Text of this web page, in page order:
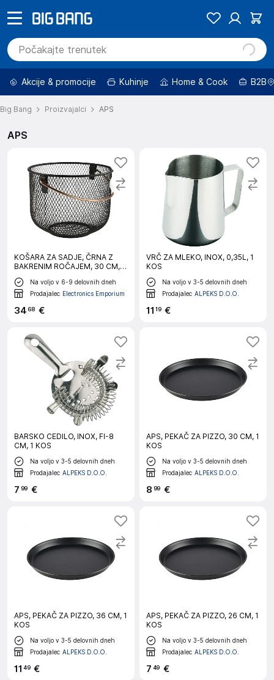
Akcije & promocije Kuhinje Home & Cook B2B
Big Bang Proizvajalci APS
APS
KOŠARA ZA SADJE, ČRNA Z
BAKRENIM ROČAJEM, 30 CM, 1
KOS
Na voljo v 6-9 delovnih dneh
Prodajalec Electronics Emporium
3468 €
VRČ ZA MLEKO, INOX, 0,35L, 1
KOS
Na voljo v 3-5 delovnih dneh
Prodajalec ALPEKS D.O.O.
11 19 €
BARSKO CEDILO, INOX, FI-8
CM, 1 KOS
Na voljo v 3-5 delovnih dneh
Prodajalec ALPEKS D.O.O.
7 99 €
APS, PEKAČ ZA PIZZO, 30 CM, 1
KOS
Na voljo v 3-5 delovnih dneh
Prodajalec ALPEKS D.O.O.
8 99 €
APS, PEKAČ ZA PIZZO, 36 CM, 1
KOS
Na voljo v 3-5 delovnih dneh
Prodajalec ALPEKS D.O.O.
11 49 €
APS, PEKAČ ZA PIZZO, 26 CM, 1
KOS
Na voljo v 3-5 delovnih dneh
Prodajalec ALPEKS D.O.O.
7 49 €